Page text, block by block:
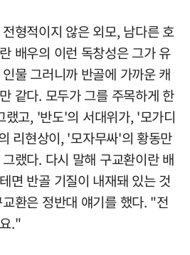
형적이지 않은 외모, 남다른 호
배우의 이런 독창성은 그가 유
물 그러니까 반골에 가까운 캐
같다. 모두가 그를 주목하게 한
고, '반도'의 서대위가, '모가디
리현상이, '모자무싸'의 황동만
랬다. 다시 말해 구교환이란 배
면 반골 기질이 내재돼 있는 것
환은 정반대 얘기를 했다. "전
."